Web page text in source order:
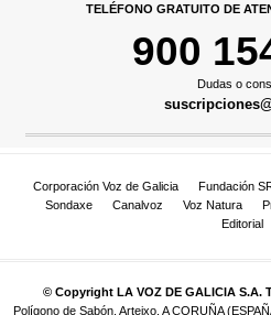
TELÉFONO GRATUITO DE
900
Dudas o
Corporación Voz de Galicia Fundación
Sondaxe
Canalvoz Voz Natura
Editorial
© Copyright LA VOZ DE GALICIA S.A.
Polígono de Sabón, Arteixo, A CORUÑA